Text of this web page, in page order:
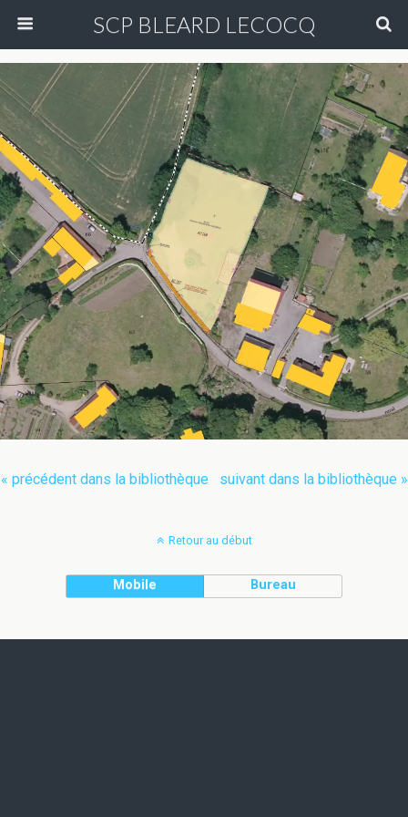
SCP BLEARD LECOCQ
« précédent dans la bibliothèque suivant dans la bibliothèque »
Retour au début
Mobile Bureau